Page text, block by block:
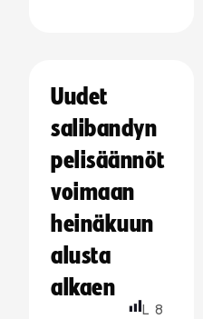
Uudet
salibandyn
pelisäännöt
voimaan
heinäkuun
alusta
alkaen
L 8